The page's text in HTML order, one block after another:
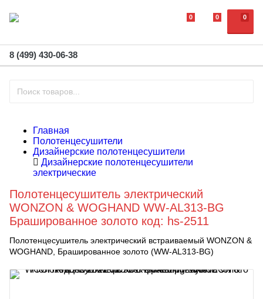
0
0 0
8 (499) 430-06-38
Главная
Полотенцесушители
Дизайнерские полотенцесушители
Дизайнерские полотенцесушители
электрические
Полотенцесушитель электрический
WONZON & WOGHAND WW-AL313-BG
Брашированное золото код: hs-2511
Полотенцесушитель электрический встраиваемый WONZON &
WOGHAND, Брашированное золото (WW-AL313-BG)